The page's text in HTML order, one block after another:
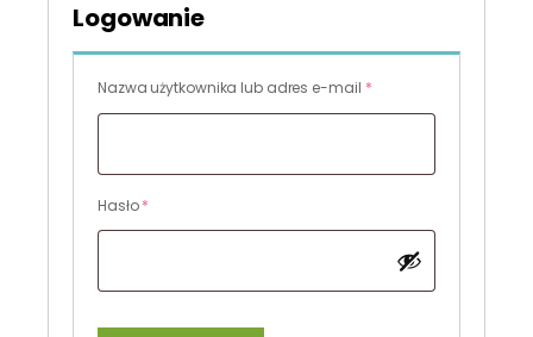
Logowanie
Nazwa użytkownika lub adres e-mail *Wymagane
Hasło*